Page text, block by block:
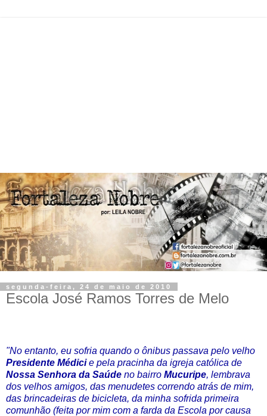
segunda-feira, 24 de maio de 2010
Escola José Ramos Torres de Melo
"No entanto, eu sofria quando o ônibus passava pelo velho
Presidente Médicie pela pracinha da igreja católica de
Nossa Senhora da Saúde no bairro Mucuripe, lembrava
dos velhos amigos, das menudetes correndo atrás de mim,
das brincadeiras de bicicleta, da minha sofrida primeira
comunhão (feita por mim com a farda da Escola por causa